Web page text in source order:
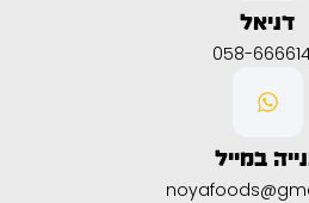
דניאל
058-
במייל